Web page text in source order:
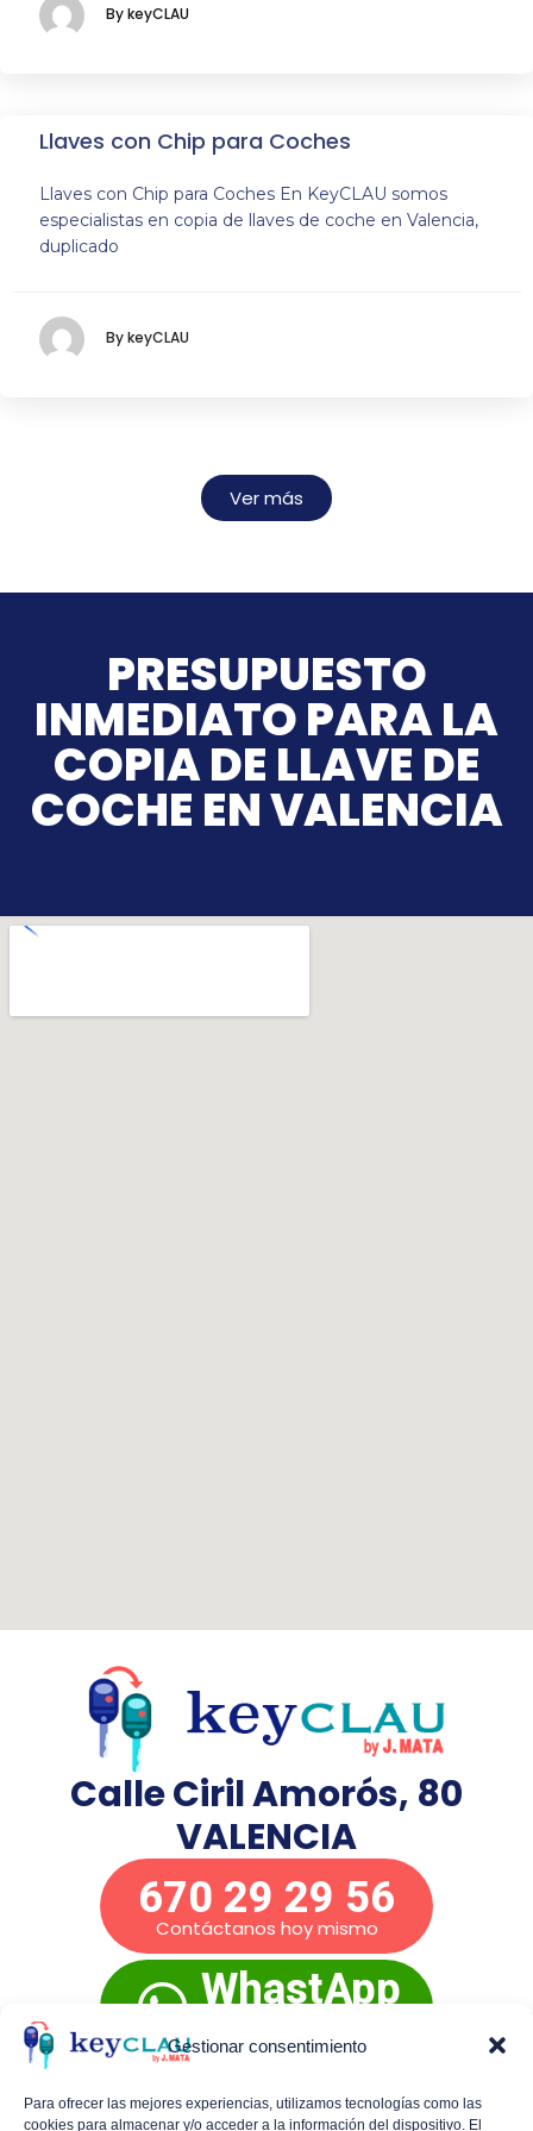
Gestionar consentimiento
Para ofrecer las mejores experiencias, utilizamos tecnologías como las
cookies para almacenar y/o acceder a la información del dispositivo. El
By keyCLAU
Llaves con Chip para Coches
Llaves con Chip para Coches En KeyCLAU somos
especialistas en copia de llaves de coche en Valencia,
duplicado
By keyCLAU
Ver más
PRESUPUESTO
INMEDIATO PARA LA
COPIA DE LLAVE DE
COCHE EN VALENCIA
Calle Ciril Amorós, 80
VALENCIA
670 29 29 56
Contáctanos hoy mismo
WhastApp
inmediato